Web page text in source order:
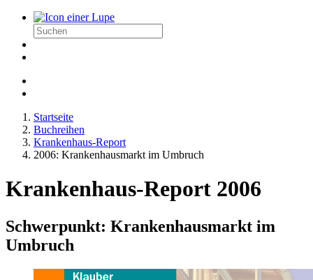
Startseite
Buchreihen
Krankenhaus-Report
2006: Krankenhausmarkt im Umbruch
Krankenhaus-Report 2006
Schwerpunkt: Krankenhausmarkt im
Umbruch